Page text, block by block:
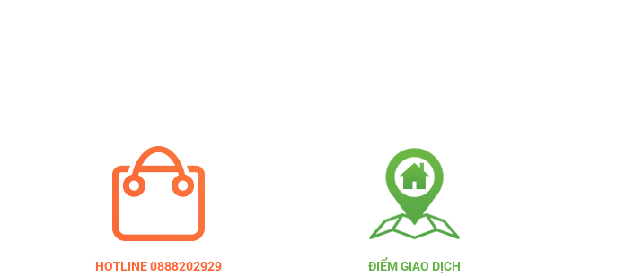
HOTLINE 0888202929 ĐIỂM GIAO DỊCH